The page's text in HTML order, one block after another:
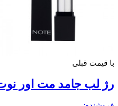
با قیمت قبلی
رژ لب جامد مت اور نوت